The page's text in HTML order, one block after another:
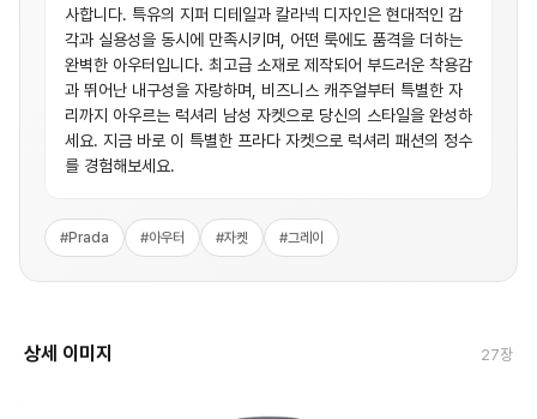
사합니다. 특유의 지퍼 디테일과 칼라넥 디자인은 현대적인 감
각과 실용성을 동시에 만족시키며, 어떤 룩에도 품격을 더하는
완벽한 아우터입니다. 최고급 소재로 제작되어 부드러운 착용감
과 뛰어난 내구성을 자랑하며, 비즈니스 캐주얼부터 특별한 자
리까지 아우르는 럭셔리 남성 자켓으로 당신의 스타일을 완성하
세요. 지금 바로 이 특별한 프라다 자켓으로 럭셔리 패션의 정수
를 경험해보세요.
#Prada #아우터 #자켓 #그레이
상세 이미지 27장